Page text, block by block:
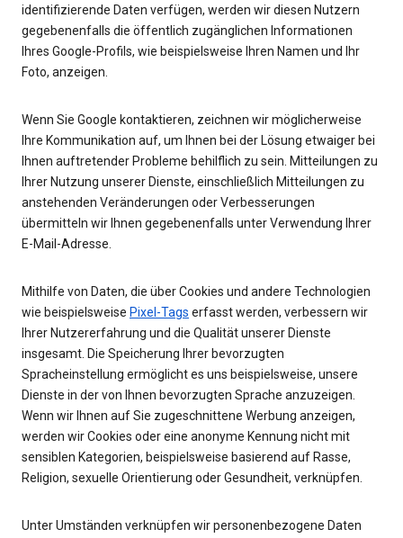
identifizierende Daten verfügen, werden wir diesen Nutzern
gegebenenfalls die öffentlich zugänglichen Informationen
Ihres Google-Profils, wie beispielsweise Ihren Namen und Ihr
Foto, anzeigen.
Wenn Sie Google kontaktieren, zeichnen wir möglicherweise
Ihre Kommunikation auf, um Ihnen bei der Lösung etwaiger bei
Ihnen auftretender Probleme behilflich zu sein. Mitteilungen zu
Ihrer Nutzung unserer Dienste, einschließlich Mitteilungen zu
anstehenden Veränderungen oder Verbesserungen
übermitteln wir Ihnen gegebenenfalls unter Verwendung Ihrer
E-Mail-Adresse.
Mithilfe von Daten, die über Cookies und andere Technologien
wie beispielsweise Pixel-Tags erfasst werden, verbessern wir
Ihrer Nutzererfahrung und die Qualität unserer Dienste
insgesamt. Die Speicherung Ihrer bevorzugten
Spracheinstellung ermöglicht es uns beispielsweise, unsere
Dienste in der von Ihnen bevorzugten Sprache anzuzeigen.
Wenn wir Ihnen auf Sie zugeschnittene Werbung anzeigen,
werden wir Cookies oder eine anonyme Kennung nicht mit
sensiblen Kategorien, beispielsweise basierend auf Rasse,
Religion, sexuelle Orientierung oder Gesundheit, verknüpfen.
Unter Umständen verknüpfen wir personenbezogene Daten